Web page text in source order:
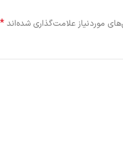
موردنیاز علامت‌گذاری شده‌اند*